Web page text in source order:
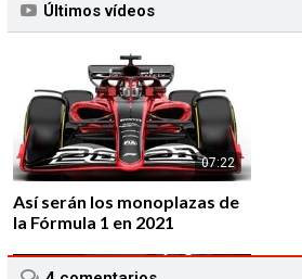
Últimos vídeos
07:22
Así serán los monoplazas de
la Fórmula 1 en 2021